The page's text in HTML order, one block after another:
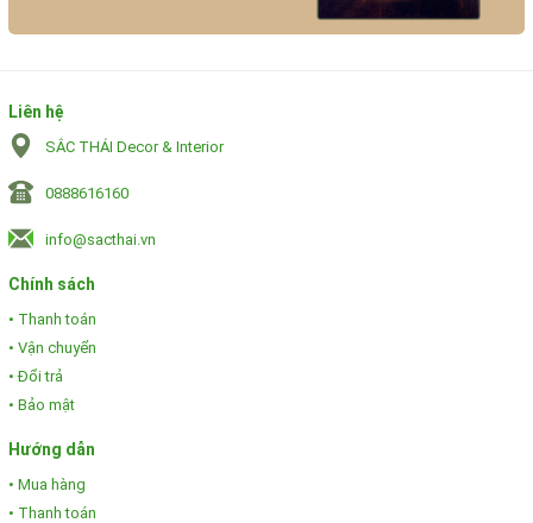
Liên hệ
SẮC THÁI Decor & Interior
0888616160
info@sacthai.vn
Chính sách
• Thanh toán
• Vận chuyển
• Đổi trả
• Bảo mật
Hướng dẫn
• Mua hàng
• Thanh toán